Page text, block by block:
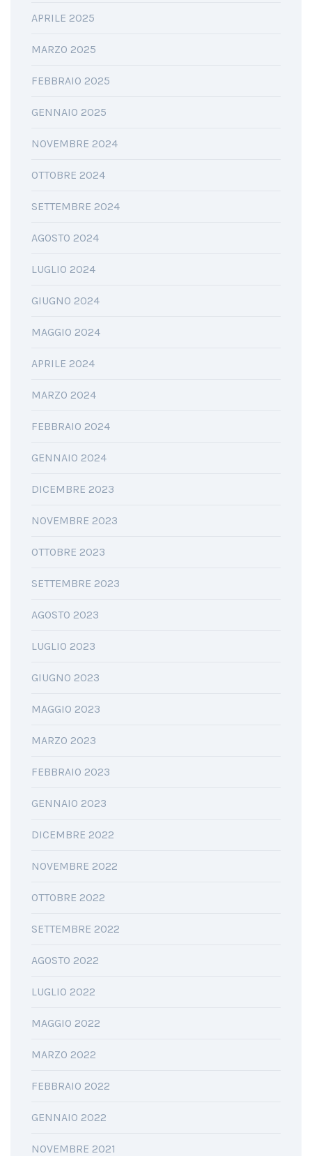
APRILE 2025
MARZO 2025
FEBBRAIO 2025
GENNAIO 2025
NOVEMBRE 2024
OTTOBRE 2024
SETTEMBRE 2024
AGOSTO 2024
LUGLIO 2024
GIUGNO 2024
MAGGIO 2024
APRILE 2024
MARZO 2024
FEBBRAIO 2024
GENNAIO 2024
DICEMBRE 2023
NOVEMBRE 2023
OTTOBRE 2023
SETTEMBRE 2023
AGOSTO 2023
LUGLIO 2023
GIUGNO 2023
MAGGIO 2023
MARZO 2023
FEBBRAIO 2023
GENNAIO 2023
DICEMBRE 2022
NOVEMBRE 2022
OTTOBRE 2022
SETTEMBRE 2022
AGOSTO 2022
LUGLIO 2022
MAGGIO 2022
MARZO 2022
FEBBRAIO 2022
GENNAIO 2022
NOVEMBRE 2021